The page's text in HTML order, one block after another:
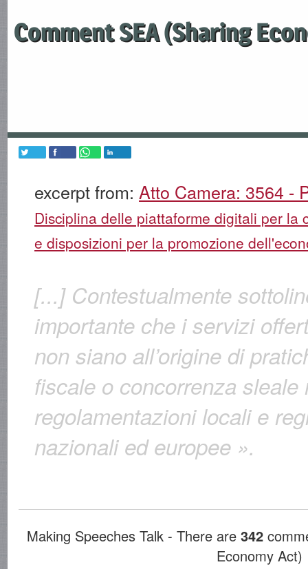
Comment SEA (Sharing
excerpt from: Atto Camera: 3564 -
Disciplina delle piattaforme digitali per la
e disposizioni per la promozione
[...] Contestualmente
importante che i servizi
non siano all’origine di
fiscale o concorrenza sleale
regolamentazioni locali e
nazionali ed europee ».
Making Speeches Talk - There are 342
Economy Act)